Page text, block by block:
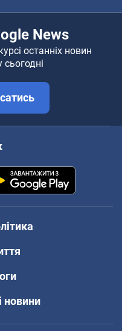
News
останніх новин
сьогодні
новини